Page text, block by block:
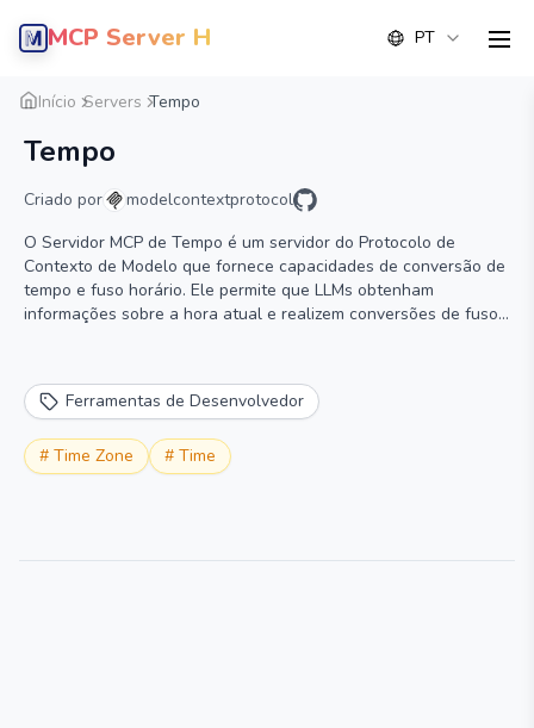
MCP Server Hub PT
Início Servers Tempo
Tempo
Criado por
modelcontextprotocol
O Servidor MCP de Tempo é um servidor do Protocolo de
Contexto de Modelo que fornece capacidades de conversão de
tempo e fuso horário. Ele permite que LLMs obtenham
informações sobre a hora atual e realizem conversões de fuso
Ferramentas de Desenvolvedor
# Time Zone # Time
Visão geral